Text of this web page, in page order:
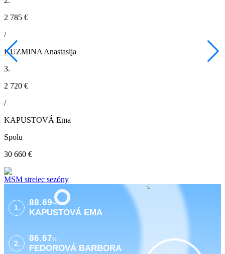
2 785 €
/
KUZMINA Anastasija
3.
2 720 €
/
KAPUSTOVÁ Ema
Spolu
30 660 €
MSM strelec sezóny
1.
88.69%
KAPUSTOVÁ EMA
2.
86.67%
FEDOROVÁ BARBORA 1.